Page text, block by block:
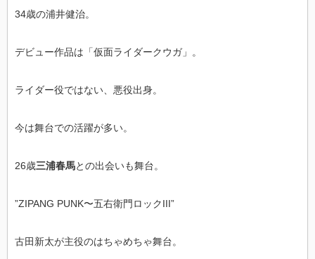
34歳の浦井健治。
デビュー作品は「仮面ライダークウガ」。
ライダー役ではない、悪役出身。
今は舞台での活躍が多い。
26歳三浦春馬との出会いも舞台。
”ZIPANG PUNK〜五右衛門ロックIII”
古田新太が主役のはちゃめちゃ舞台。